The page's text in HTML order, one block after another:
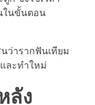
ในขั้นตอน
ว่ารากฟันเทียม
ละทำใหม่
ลัง